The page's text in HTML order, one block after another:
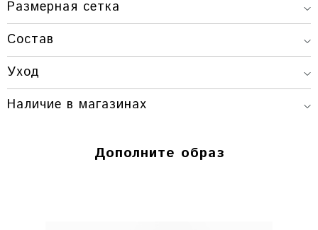
Размерная сетка
РАЗМЕР
Состав
Уход
Наличие в магазинах
Г. КРАСНОЯРСК, ПР. МИРА, 80 / УЛ.
Дополните образ